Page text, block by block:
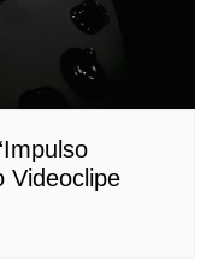
Videoclipe